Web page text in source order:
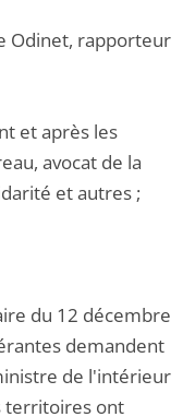
Odinet, rapporteur
et après les
avocat de la
et autres ;
du 12 décembre
demandent
de l'intérieur
territoires ont